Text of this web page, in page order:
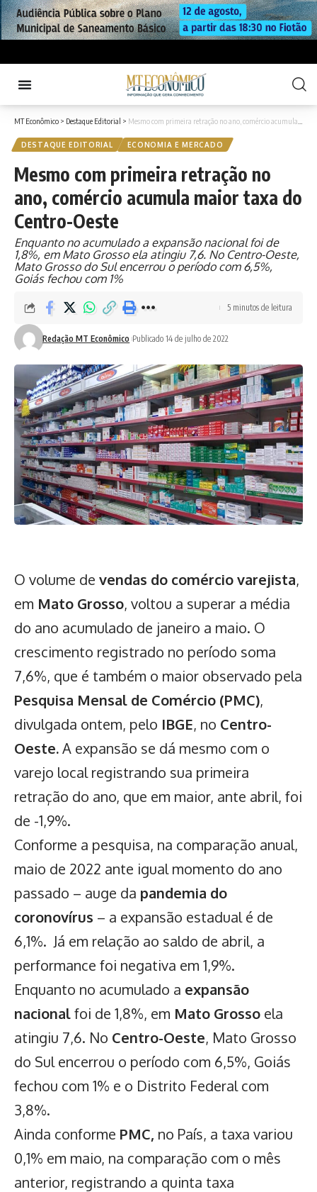
MT Econômico > Destaque Editorial > Mesmo com primeira retração no ano, comércio acumula maior taxa do Centro-Oeste
DESTAQUE EDITORIAL ECONOMIA E MERCADO
Mesmo com primeira retração no
ano, comércio acumula maior taxa do
Centro-Oeste
Enquanto no acumulado a expansão nacional foi de
1,8%, em Mato Grosso ela atingiu 7,6. No Centro-Oeste,
Mato Grosso do Sul encerrou o período com 6,5%,
Goiás fechou com 1%
Redação MT Econômico Publicado 14 de julho de 2022
5 minutos de leitura
O volume de vendas do comércio varejista,
em Mato Grosso, voltou a superar a média
do ano acumulado de janeiro a maio. O
crescimento registrado no período soma
7,6%, que é também o maior observado pela
Pesquisa Mensal de Comércio (PMC),
divulgada ontem, pelo IBGE, no Centro-
Oeste.A expansão se dá mesmo com o
varejo local registrando sua primeira
retração do ano, que em maior, ante abril, foi
de -1,9%.
Conforme a pesquisa, na comparação anual,
maio de 2022 ante igual momento do ano
passado – auge da pandemia do
coronovírus – a expansão estadual é de
6,1%. Já em relação ao saldo de abril, a
performance foi negativa em 1,9%.
Enquanto no acumulado a expansão
nacionalfoi de 1,8%, em Mato Grosso ela
atingiu 7,6. No Centro-Oeste, Mato Grosso
do Sul encerrou o período com 6,5%, Goiás
fechou com 1% e o Distrito Federal com
3,8%.
Ainda conforme PMC, no País, a taxa variou
0,1% em maio, na comparação com o mês
anterior, registrando a quinta taxa